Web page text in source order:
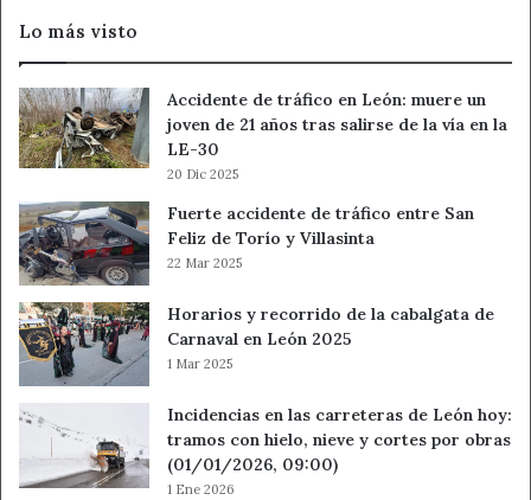
de
Infancia
Lo más visto
Accidente de tráfico en León: muere un
joven de 21 años tras salirse de la vía en la
LE-30
20 Dic 2025
Fuerte accidente de tráfico entre San
Feliz de Torío y Villasinta
22 Mar 2025
Horarios y recorrido de la cabalgata de
Carnaval en León 2025
1 Mar 2025
Incidencias en las carreteras de León hoy:
tramos con hielo, nieve y cortes por obras
(01/01/2026, 09:00)
1 Ene 2026